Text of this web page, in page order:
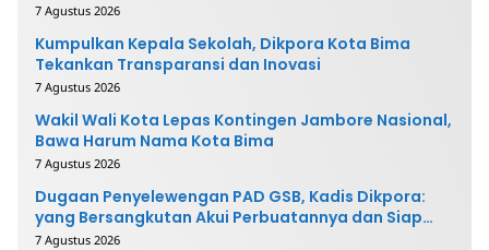
7 Agustus 2026
Kumpulkan Kepala Sekolah, Dikpora Kota Bima
Tekankan Transparansi dan Inovasi
7 Agustus 2026
Wakil Wali Kota Lepas Kontingen Jambore Nasional,
Bawa Harum Nama Kota Bima
7 Agustus 2026
Dugaan Penyelewengan PAD GSB, Kadis Dikpora:
yang Bersangkutan Akui Perbuatannya dan Siap
Mengembalikan Uang
7 Agustus 2026